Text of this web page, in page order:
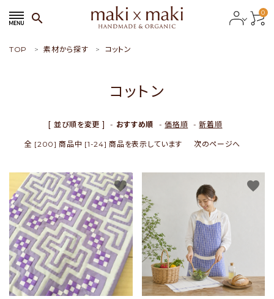
search 0
会員ログイン person 新規会員登録
おすすめ商品
新商品
特集
TOP 素材から探す コットン
コットン
[ 並び順を変更 ] - おすすめ順 -価格順 -新着順
全 [200] 商品中 [1-24] 商品を表示しています 次のページへ
favorite favorite